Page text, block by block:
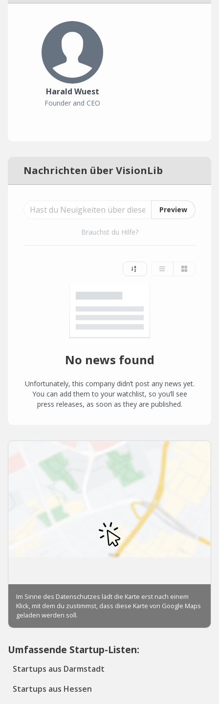
Harald Wuest
Founder and CEO
Nachrichten über VisionLib
Preview
Brauchst du Hilfe?
No news found
Unfortunately, this company didn’t post any news yet.
You can add them to your watchlist, so you’ll see
press releases, as soon as they are published.
Umfassende Startup-Listen:
Startups aus Darmstadt
Startups aus Hessen